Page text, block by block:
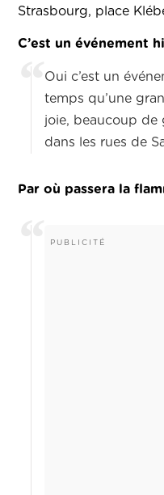
Strasbourg, place
C’est un événement
Oui c’est un
temps qu’une
joie, beaucoup de
dans les rues de
Par où passera la